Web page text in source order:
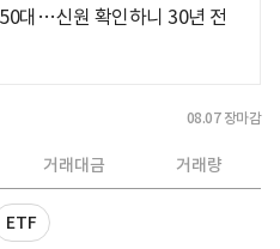
대…신원 확인하니 30년 전
08.07 장마감
거래대금 거래량
ETF